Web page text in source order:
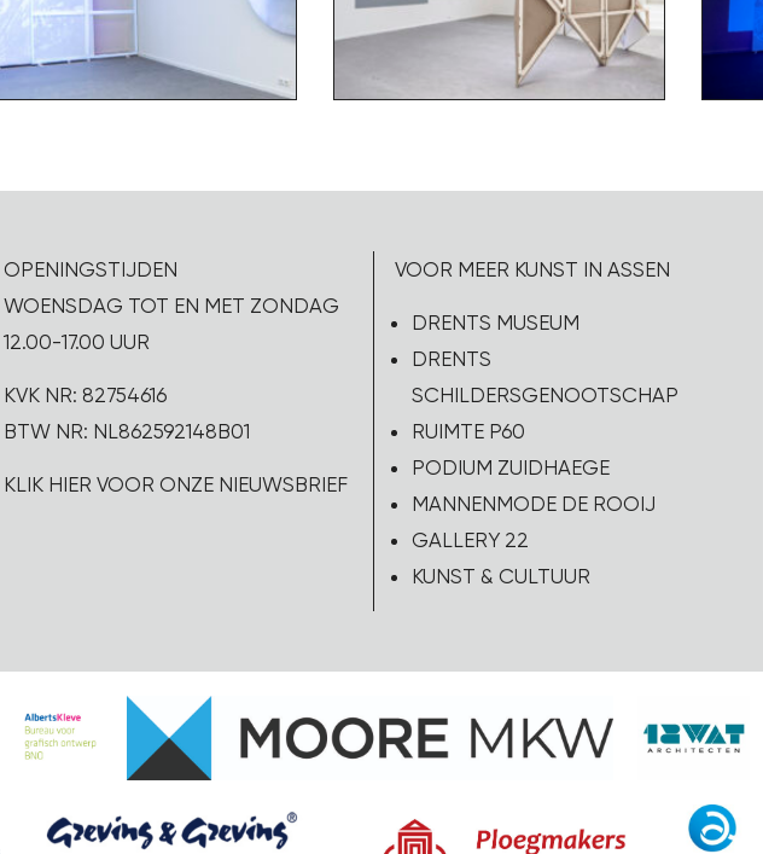
OPENINGSTIJDEN
WOENSDAG TOT EN MET ZONDAG
12.00-17.00 UUR
KVK NR: 82754616
BTW NR: NL862592148B01
KLIK HIER VOOR ONZE NIEUWSBRIEF
VOOR MEER KUNST IN ASSEN
DRENTS MUSEUM
DRENTS
SCHILDERSGENOOTSCHAP
RUIMTE P60
PODIUM ZUIDHAEGE
MANNENMODE DE ROOIJ
GALLERY 22
KUNST & CULTUUR